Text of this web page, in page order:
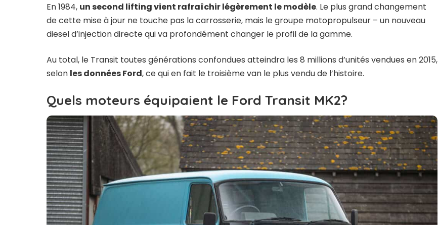
En 1984, un second lifting vient rafraîchir légèrement le modèle. Le plus grand changement
de cette mise à jour ne touche pas la carrosserie, mais le groupe motopropulseur – un nouveau
diesel d’injection directe qui va profondément changer le profil de la gamme.
Au total, le Transit toutes générations confondues atteindra les 8 millions d’unités vendues en 2015,
selon les données Ford, ce qui en fait le troisième van le plus vendu de l’histoire.
Quels moteurs équipaient le Ford Transit MK2?